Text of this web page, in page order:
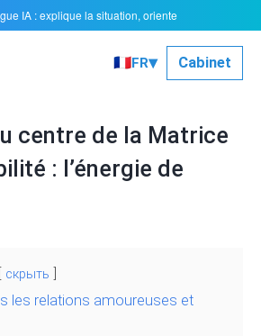
🇫🇷FR▾ Cabinet
centre de la Matrice
: l’énergie de
скрыть
les relations amoureuses et
IA : explique la situation, oriente